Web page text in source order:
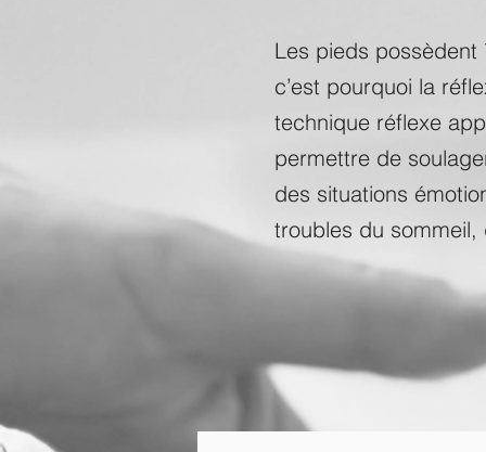
Les pieds possèdent
c’est pourquoi la
technique réflexe
permettre de
des situations
troubles du